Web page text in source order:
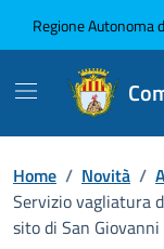
Regione Autonoma
Home / Novità /
Servizio vagliatura
sito di San